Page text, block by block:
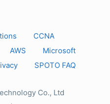
CCNA
AWS
Microsoft
SPOTO FAQ
Co., Ltd